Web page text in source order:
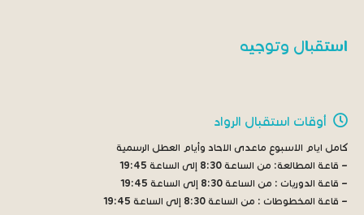
استقبال وتوجيه
أوقات استقبال الرواد
كامل ايام الاسبوع ماعدى الاحاد وأيام العطل الرسمية
– قاعة المطالعة: من الساعة 8:30 إلى الساعة 19:45
– قاعة الدوريات : من الساعة 8:30 إلى الساعة 19:45
– قاعة المخطوطات : من الساعة 8:30 إلى الساعة 19:45